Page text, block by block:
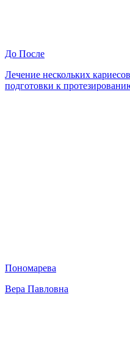
До После
Лечение нескольких
подготовки к
Пономарева
Вера Павловна